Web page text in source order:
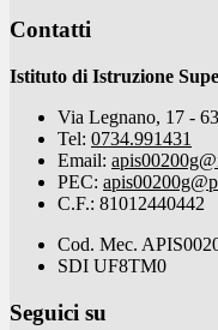
Contatti
Istituto di Istruzione
Via Legnano, 17 -
Tel: 0734.991431
Email:
PEC:
C.F.: 81012440442
Cod. Mec.
SDI UF8TM0
Seguici su